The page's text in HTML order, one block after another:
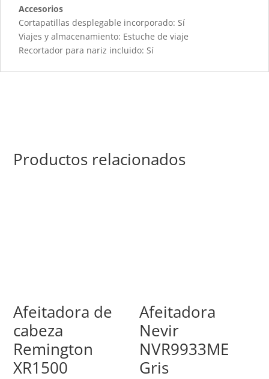
Accesorios
Cortapatillas desplegable incorporado: Sí
Viajes y almacenamiento: Estuche de viaje
Recortador para nariz incluido: Sí
Productos relacionados
Afeitadora de
cabeza
Remington
XR1500
Afeitadora
Nevir
NVR9933ME
Gris